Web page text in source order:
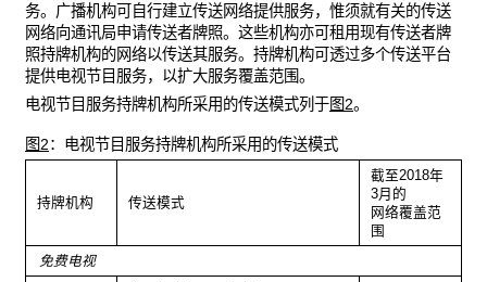
务。广播机构可自行建立传送网络提供服务，惟须就有关的传送
网络向通讯局申请传送者牌照。这些机构亦可租用现有传送者牌
照持牌机构的网络以传送其服务。持牌机构可透过多个传送平台
提供电视节目服务，以扩大服务覆盖范围。
电视节目服务持牌机构所采用的传送模式列于图2。
图2：电视节目服务持牌机构所采用的传送模式
持牌机构 传送模式
截至2018年
3月的
网络覆盖范
围
免费电视